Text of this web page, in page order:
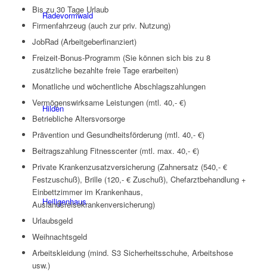
Radevormwald
Hilden
Heiligenhaus
Bis zu 30 Tage Urlaub
Firmenfahrzeug (auch zur priv. Nutzung)
JobRad (Arbeitgeberfinanziert)
Freizeit-Bonus-Programm (Sie können sich bis zu 8
zusätzliche bezahlte freie Tage erarbeiten)
Monatliche und wöchentliche Abschlagszahlungen
Vermögenswirksame Leistungen (mtl. 40,- €)
Betriebliche Altersvorsorge
Prävention und Gesundheitsförderung (mtl. 40,- €)
Beitragszahlung Fitnesscenter (mtl. max. 40,- €)
Private Krankenzusatzversicherung (Zahnersatz (540,- €
Festzuschuß), Brille (120,- € Zuschuß), Chefarztbehandlung +
Einbettzimmer im Krankenhaus,
Auslandsreisekrankenversicherung)
Urlaubsgeld
Weihnachtsgeld
Arbeitskleidung (mind. S3 Sicherheitsschuhe, Arbeitshose
usw.)